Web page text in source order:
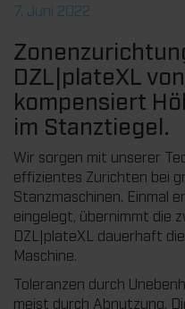
7. Juni 2022
DZL|plateXL
kompensiert
im Stanztiegel.
Wir sorgen mit unserer
effizientes Zurichten bei
Stanzmaschinen. Einmal
eingelegt, übernimmt die
DZL|plateXL dauerhaft
Maschine.
Toleranzen durch
meist durch Abnutzung.